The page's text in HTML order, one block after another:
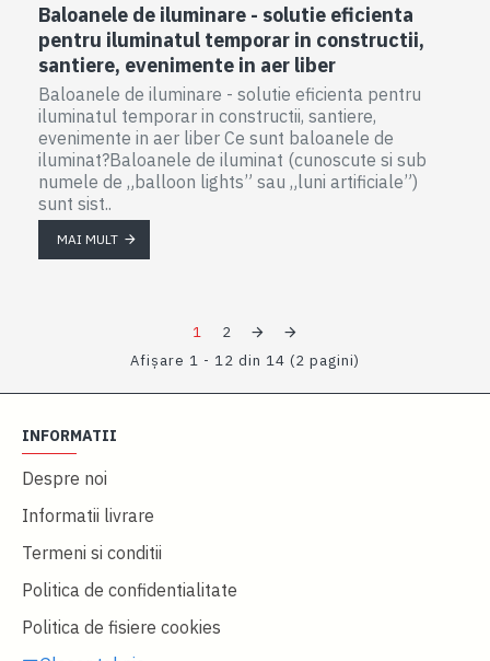
Baloanele de iluminare - solutie eficienta
pentru iluminatul temporar in constructii,
santiere, evenimente in aer liber
Baloanele de iluminare - solutie eficienta pentru
iluminatul temporar in constructii, santiere,
evenimente in aer liber Ce sunt baloanele de
iluminat?Baloanele de iluminat (cunoscute si sub
numele de „balloon lights” sau „luni artificiale”)
sunt sist..
MAI MULT
1
2
Afişare 1 - 12 din 14 (2 pagini)
INFORMATII
Despre noi
Informatii livrare
Termeni si conditii
Politica de confidentialitate
Politica de fisiere cookies